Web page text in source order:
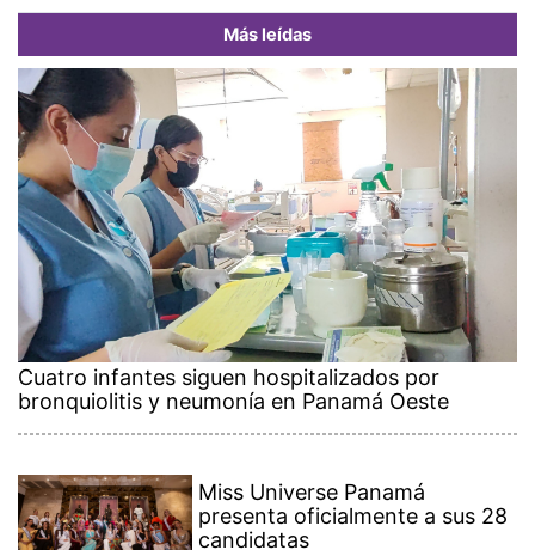
Más leídas
Cuatro infantes siguen hospitalizados por
bronquiolitis y neumonía en Panamá Oeste
Miss Universe Panamá
presenta oficialmente a sus 28
candidatas